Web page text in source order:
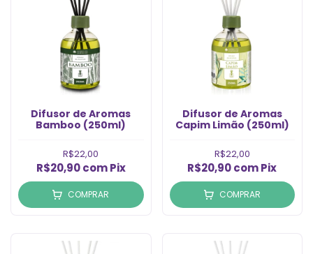
Difusor de Aromas
Bamboo (250ml)
R$22,00
R$20,90com Pix
COMPRAR
Difusor de Aromas
Capim Limão (250ml)
R$22,00
R$20,90comPix
COMPRAR